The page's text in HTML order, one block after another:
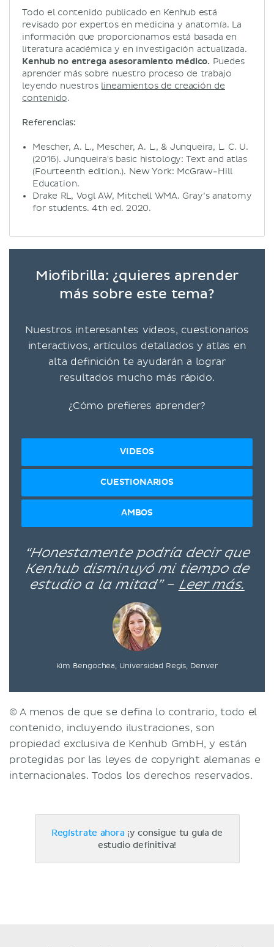
Todo el contenido publicado en Kenhub está
revisado por expertos en medicina y anatomía. La
información que proporcionamos está basada en
literatura académica y en investigación actualizada.
Kenhub no entrega asesoramiento médico. Puedes
aprender más sobre nuestro proceso de trabajo
leyendo nuestros lineamientos de creación de
contenido.
Referencias:
Mescher, A. L., Mescher, A. L., & Junqueira, L. C. U.
(2016). Junqueira's basic histology: Text and atlas
(Fourteenth edition.). New York: McGraw-Hill
Education.
Drake RL, Vogl AW, Mitchell WMA. Gray’s anatomy
for students. 4th ed. 2020.
Miofibrilla: ¿quieres aprender
más sobre este tema?
Nuestros interesantes videos, cuestionarios
interactivos, artículos detallados y atlas en
alta definición te ayudarán a lograr
resultados mucho más rápido.
¿Cómo prefieres aprender?
VIDEOS
CUESTIONARIOS
AMBOS
“Honestamente podría decir que
Kenhub disminuyó mi tiempo de
estudio a la mitad” – Leer más.
Kim Bengochea, Universidad Regis, Denver
© A menos de que se defina lo contrario, todo el
contenido, incluyendo ilustraciones, son
propiedad exclusiva de Kenhub GmbH, y están
protegidas por las leyes de copyright alemanas e
internacionales. Todos los derechos reservados.
Regístrate ahora ¡y consigue tu guía de
estudio definitiva!